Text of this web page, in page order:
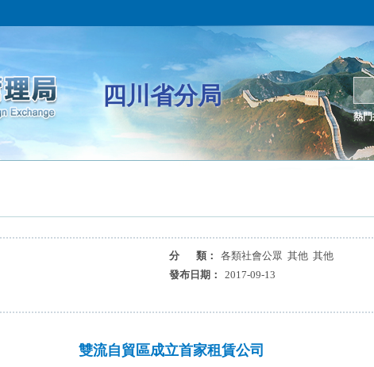
四川省分局
熱
分 類：
各類社會公眾 其他 其他
發布日期：
2017-09-13
雙流自貿區成立首家租賃公司